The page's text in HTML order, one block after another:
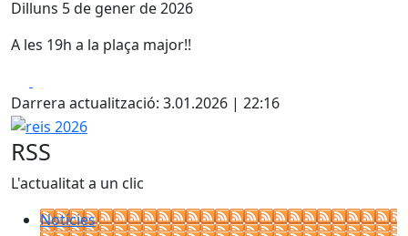
Dilluns 5 de gener de 2026
A les 19h a la plaça major!!
Darrera actualització: 3.01.2026 | 22:16
reis 2026
RSS
L'actualitat a un clic
Notícies